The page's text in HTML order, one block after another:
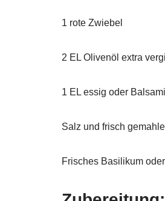
1 rote Zwiebel
2 EL Olivenöl extra
1 EL essig oder
Salz und frisch
Frisches Basilikum